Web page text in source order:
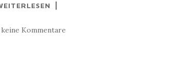
Kommentare